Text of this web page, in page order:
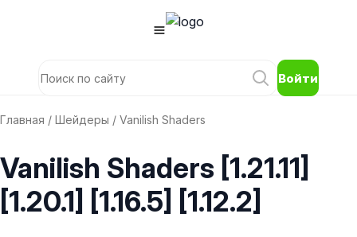
Войти
Главная / Шейдеры / Vanilish Shaders
Vanilish Shaders [1.21.11]
[1.20.1] [1.16.5] [1.12.2]